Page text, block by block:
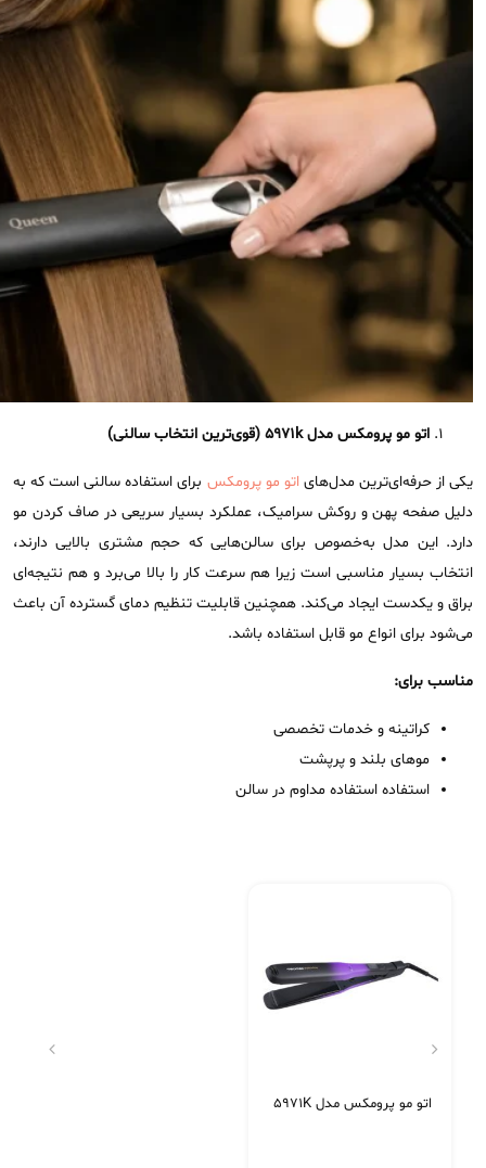
اتو مو پرومکس مدل5971k (قوی‌ترین انتخاب سالنی)
یکی از حرفه‌ای‌ترین مدل‌های اتو مو پرومکس برای استفاده سالنی است که به
دلیل صفحه پهن و روکش سرامیک، عملکرد بسیار سریعی در صاف کردن مو
دارد. این مدل به‌خصوص برای سالن‌هایی که حجم مشتری بالایی دارند،
انتخاب بسیار مناسبی است زیرا هم سرعت کار را بالا می‌برد و هم نتیجه‌ای
براق و یکدست ایجاد می‌کند. همچنین قابلیت تنظیم دمای گسترده آن باعث
می‌شود برای انواع مو قابل استفاده باشد.
مناسب برای:
کراتینه و خدمات تخصصی
موهای بلند و پرپشت
استفاده استفاده مداوم در سالن
اتو مو پرومکس مدل 5971K